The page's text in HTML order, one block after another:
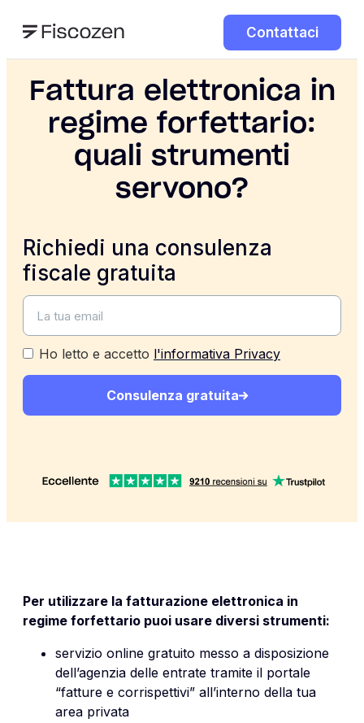
Contattaci
Fattura elettronica in
regime forfettario:
quali strumenti
servono?
Richiedi una consulenza
fiscale gratuita
Ho letto e accetto l'informativa Privacy
Consulenza gratuita
Per utilizzare la fatturazione elettronica in
regime forfettario puoi usare diversi strumenti:
servizio online gratuito messo a disposizione
dell’agenzia delle entrate tramite il portale
“fatture e corrispettivi” all’interno della tua
area privata